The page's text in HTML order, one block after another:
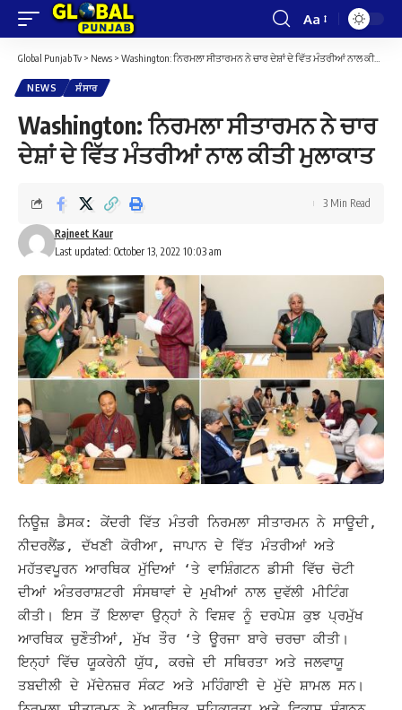
Font
Resizer
Aa
Global Punjab Tv > News > Washington: ਨਿਰਮਲਾ ਸੀਤਾਰਮਨ ਨੇ ਚਾਰ ਦੇਸ਼ਾਂ ਦੇ ਵਿੱਤ ਮੰਤਰੀਆਂ ਨਾਲ ਕੀਤੀ ਮੁਲਾਕਾਤ
NEWS ਸੰਸਾਰ
Washington: ਨਿਰਮਲਾ ਸੀਤਾਰਮਨ ਨੇ ਚਾਰ
ਦੇਸ਼ਾਂ ਦੇ ਵਿੱਤ ਮੰਤਰੀਆਂ ਨਾਲ ਕੀਤੀ ਮੁਲਾਕਾਤ
Last updated: October 13, 2022 10:03 am
Rajneet Kaur
3 Min Read
ਨਿਊਜ਼ ਡੈਸਕ: ਕੇਂਦਰੀ ਵਿੱਤ ਮੰਤਰੀ ਨਿਰਮਲਾ ਸੀਤਾਰਮਨ ਨੇ ਸਾਊਦੀ,
ਨੀਦਰਲੈਂਡ, ਦੱਖਣੀ ਕੋਰੀਆ, ਜਾਪਾਨ ਦੇ ਵਿੱਤ ਮੰਤਰੀਆਂ ਅਤੇ
ਮਹੱਤਵਪੂਰਨ ਆਰਥਿਕ ਮੁੱਦਿਆਂ ‘ਤੇ ਵਾਸ਼ਿੰਗਟਨ ਡੀਸੀ ਵਿੱਚ ਚੋਟੀ
ਦੀਆਂ ਅੰਤਰਰਾਸ਼ਟਰੀ ਸੰਸਥਾਵਾਂ ਦੇ ਮੁਖੀਆਂ ਨਾਲ ਦੁਵੱਲੀ ਮੀਟਿੰਗ
ਕੀਤੀ। ਇਸ ਤੋਂ ਇਲਾਵਾ ਉਨ੍ਹਾਂ ਨੇ ਵਿਸ਼ਵ ਨੂੰ ਦਰਪੇਸ਼ ਕੁਝ ਪ੍ਰਮੁੱਖ
ਆਰਥਿਕ ਚੁਣੌਤੀਆਂ, ਮੁੱਖ ਤੌਰ ‘ਤੇ ਊਰਜਾ ਬਾਰੇ ਚਰਚਾ ਕੀਤੀ।
ਇਨ੍ਹਾਂ ਵਿੱਚ ਯੂਕਰੇਨੀ ਯੁੱਧ, ਕਰਜ਼ੇ ਦੀ ਸਥਿਰਤਾ ਅਤੇ ਜਲਵਾਯੂ
ਤਬਦੀਲੀ ਦੇ ਮੱਦੇਨਜ਼ਰ ਸੰਕਟ ਅਤੇ ਮਹਿੰਗਾਈ ਦੇ ਮੁੱਦੇ ਸ਼ਾਮਲ ਸਨ।